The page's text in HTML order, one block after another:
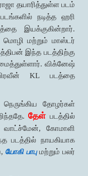
தயாரித்துள்ள படம்
நடித்த ஹரி
இயக்குகின்றார்.
மொழி மற்றும் மாஸ்டர்
இந்த படத்திற்கு
விக்னேஷ்
பிரவீன் KL படத்தை
நெருங்கிய தோழர்கள்
தேள் படத்தில்
வாட்ச்மேன், கோமாளி
படத்தில் நாயகியாக
யோகி பாபுமற்றும் பலர்